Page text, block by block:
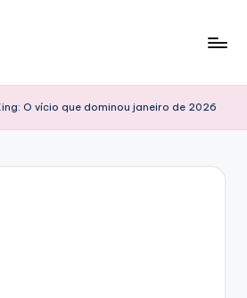
O vício que dominou janeiro de 2026